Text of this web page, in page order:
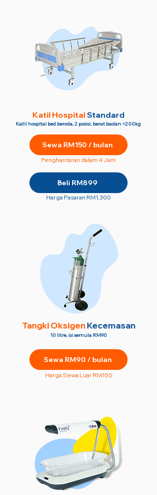
Katil HospitalStandard
Katil hospital bed beroda, 2 posisi, berat badan <200kg
Sewa RM150 / bulan
Penghantaran dalam 4 Jam
Beli RM899
Harga Pasaran RM1,300
Tangki OksigenKecemasan
10 litre, isi semula RM90
Sewa RM90 / bulan
Harga Sewa Luar RM150